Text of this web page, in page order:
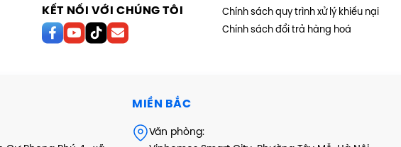
KẾT NỐI VỚI CHÚNG TÔI
Chính sách quy trình xử lý khiếu nại
Chính sách đổi trả hàng hoá
MIỀN BẮC
Văn phòng: